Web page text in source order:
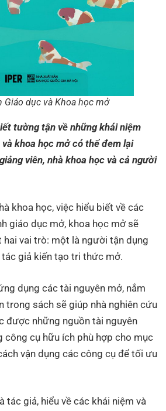
Giáo dục và Khoa học mở
tường tận về những khái niệm
khoa học mở có thể đem lại
viên, nhà khoa học và cả người
khoa học, việc hiểu biết về các
giáo dục mở, khoa học mở sẽ
hai vai trò: một là người tận dụng
giả kiến tạo tri thức mở.
dụng các tài nguyên mở, nắm
trong sách sẽ giúp nhà nghiên cứu
được những nguồn tài nguyên
công cụ hữu ích phù hợp cho mục
vận dụng các công cụ để tối ưu
tác giả, hiểu về các khái niệm và